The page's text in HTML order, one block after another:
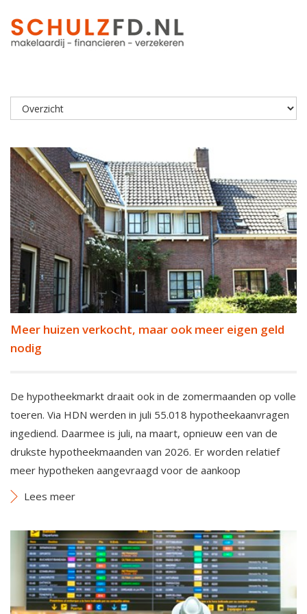
Meer huizen verkocht, maar ook meer eigen geld
nodig
De hypotheekmarkt draait ook in de zomermaanden op volle
toeren. Via HDN werden in juli 55.018 hypotheekaanvragen
ingediend. Daarmee is juli, na maart, opnieuw een van de
drukste hypotheekmaanden van 2026. Er worden relatief
meer hypotheken aangevraagd voor de aankoop
Lees meer